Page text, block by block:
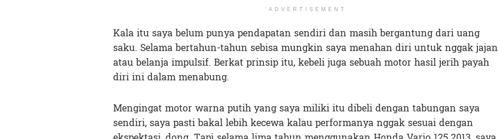
ADVERTISEMENT
Kala itu saya belum punya pendapatan sendiri dan masih bergantung dari uang
saku. Selama bertahun-tahun sebisa mungkin saya menahan diri untuk nggak jajan
atau belanja impulsif. Berkat prinsip itu, kebeli juga sebuah motor hasil jerih payah
diri ini dalam menabung.
Mengingat motor warna putih yang saya miliki itu dibeli dengan tabungan saya
sendiri, saya pasti bakal lebih kecewa kalau performanya nggak sesuai dengan